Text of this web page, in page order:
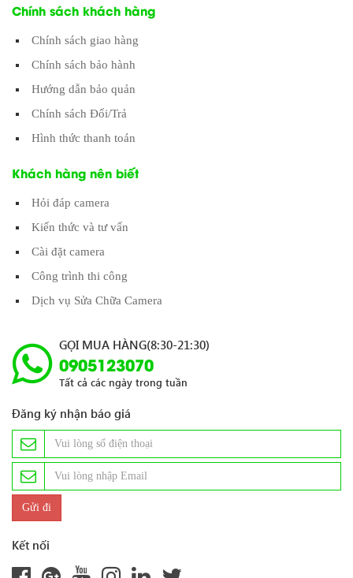
Chính sách khách hàng
Chính sách giao hàng
Chính sách bảo hành
Hướng dẫn bảo quản
Chính sách Đổi/Trả
Hình thức thanh toán
Khách hàng nên biết
Hỏi đáp camera
Kiến thức và tư vấn
Cài đặt camera
Công trình thi công
Dịch vụ Sửa Chữa Camera
GỌI MUA HÀNG(8:30-21:30)
0905123070
Tất cả các ngày trong tuần
Đăng ký nhận báo giá
Kết nối